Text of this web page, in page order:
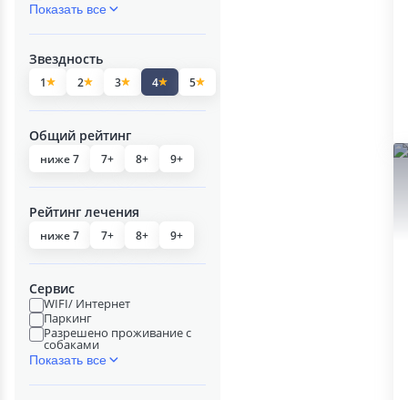
Показать все
Звездность
1 2 3 4 5
Общий рейтинг
ниже 7 7+ 8+ 9+
Рейтинг лечения
ниже 7 7+ 8+ 9+
Сервис
WIFI/ Интернет
Паркинг
Разрешено проживание с
собаками
Показать все